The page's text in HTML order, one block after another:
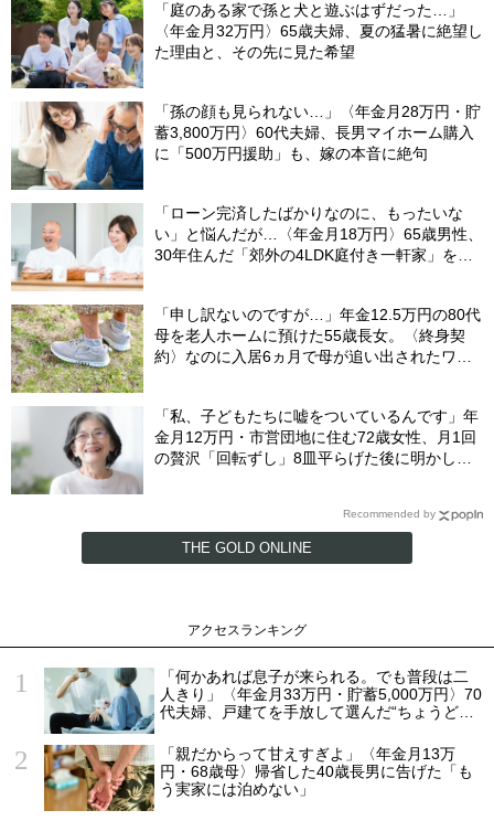
「庭のある家で孫と犬と遊ぶはずだった…」
〈年金月32万円〉65歳夫婦、夏の猛暑に絶望し
た理由と、その先に見た希望
「孫の顔も見られない…」〈年金月28万円・貯
蓄3,800万円〉60代夫婦、長男マイホーム購入
に「500万円援助」も、嫁の本音に絶句
「ローン完済したばかりなのに、もったいな
い」と悩んだが…〈年金月18万円〉65歳男性、
30年住んだ「郊外の4LDK庭付き一軒家」を手
「申し訳ないのですが…」年金12.5万円の80代
母を老人ホームに預けた55歳長女。〈終身契
約〉なのに入居6ヵ月で母が追い出されたワ
「私、子どもたちに嘘をついているんです」年
金月12万円・市営団地に住む72歳女性、月1回
の贅沢「回転ずし」8皿平らげた後に明かした
Recommended by
THE GOLD ONLINE
アクセスランキング
「何かあれば息子が来られる。でも普段は二
人きり」〈年金月33万円・貯蓄5,000万円〉70
代夫婦、戸建てを手放して選んだ“ちょうどい
「親だからって甘えすぎよ」〈年金月13万
円・68歳母〉帰省した40歳長男に告げた「も
う実家には泊めない」